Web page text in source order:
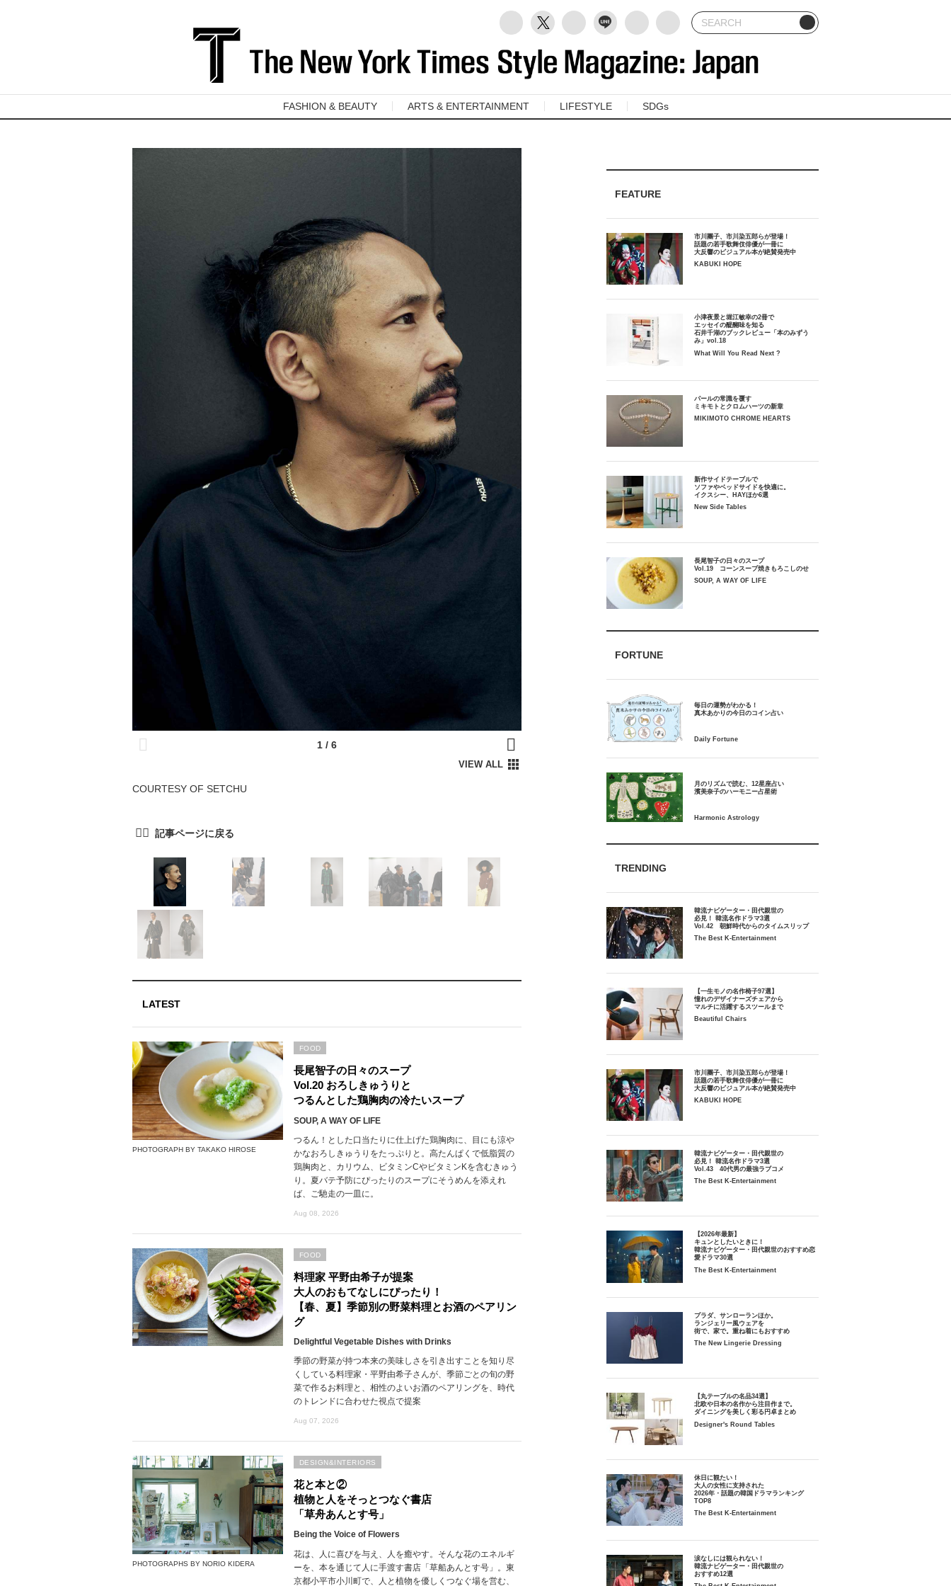
FASHION & BEAUTY ARTS & ENTERTAINMENT LIFESTYLE SDGs
COURTESY OF SETCHU
LATEST
PHOTOGRAPH BY TAKAKO HIROSE
長尾智子の日々のスープ
Vol.20 おろしきゅうりと
つるんとした鶏胸肉の冷たいスープ
SOUP, A WAY OF LIFE
つるん！とした口当たりに仕上げた鶏胸肉に、目にも涼や
かなおろしきゅうりをたっぷりと。高たんぱくで低脂質の
鶏胸肉と、カリウム、ビタミンCやビタミンKを含むきゅう
り。夏バテ予防にぴったりのスープにそうめんを添えれ
ば、ご馳走の一皿に。
Aug 08, 2026
FOOD
料理家 平野由希子が提案
大人のおもてなしにぴったり！
【春、夏】季節別の野菜料理とお酒のペアリン
グ
Delightful Vegetable Dishes with Drinks
季節の野菜が持つ本来の美味しさを引き出すことを知り尽
くしている料理家・平野由希子さんが、季節ごとの旬の野
菜で作るお料理と、相性のよいお酒のペアリングを、時代
のトレンドに合わせた視点で提案
Aug 07, 2026
FOOD
PHOTOGRAPHS BY NORIO KIDERA
花と本と②
植物と人をそっとつなぐ書店
「草舟あんとす号」
Being the Voice of Flowers
花は、人に喜びを与え、人を癒やす。そんな花のエネルギ
ーを、本を通じて人に手渡す書店「草船あんとす号」。東
京都小平市小川町で、人と植物を優しくつなぐ場を営む、
DESIGN&INTERIORS
FEATURE
市川團子、市川染五郎らが登場！
話題の若手歌舞伎俳優が一冊に
大反響のビジュアル本が絶賛発売中
KABUKI HOPE
小津夜景と堀江敏幸の2冊で
エッセイの醍醐味を知る
石井千湖のブックレビュー「本のみずう
み」vol.18
What Will You Read Next ?
パールの常識を覆す
ミキモトとクロムハーツの新章
MIKIMOTO CHROME HEARTS
新作サイドテーブルで
ソファやベッドサイドを快適に。
イクスシー、HAYほか6選
New Side Tables
長尾智子の日々のスープ
Vol.19 コーンスープ焼きもろこしのせ
SOUP, A WAY OF LIFE
FORTUNE
毎日の運勢がわかる！
月のリズムで読む、12星座占い
TRENDING
韓流ナビゲーター・田代親世の
必見！ 韓流名作ドラマ3選
Vol.42 朝鮮時代からのタイムスリップ
The Best K-Entertainment
【一生モノの名作椅子97選】
憧れのデザイナーズチェアから
マルチに活躍するスツールまで
Beautiful Chairs
市川團子、市川染五郎らが登場！
話題の若手歌舞伎俳優が一冊に
大反響のビジュアル本が絶賛発売中
KABUKI HOPE
韓流ナビゲーター・田代親世の
必見！ 韓流名作ドラマ3選
Vol.43 40代男の最強ラブコメ
The Best K-Entertainment
【2026年最新】
キュンとしたいときに！
韓流ナビゲーター・田代親世のおすすめ恋
愛ドラマ30選
The Best K-Entertainment
プラダ、サンローランほか。
ランジェリー風ウェアを
街で、家で。重ね着にもおすすめ
The New Lingerie Dressing
【丸テーブルの名品34選】
北欧や日本の名作から注目作まで。
ダイニングを美しく彩る円卓まとめ
Designer's Round Tables
休日に観たい！
大人の女性に支持された
2026年・話題の韓国ドラマランキング
TOP8
The Best K-Entertainment
涙なしには観られない！
韓流ナビゲーター・田代親世の
おすすめ12選